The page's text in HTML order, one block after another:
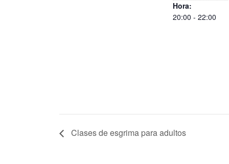
Hora:
20:00 - 22:00
Clases de esgrima para adultos